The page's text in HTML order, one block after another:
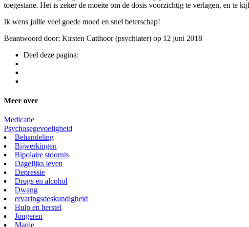
toegestane. Het is zeker de moeite om de dosis voorzichtig te verlagen, en te
Ik wens jullie veel goede moed en snel beterschap!
Beantwoord door: Kirsten Catthoor (psychiater) op 12 juni 2018
Deel deze pagina:
Meer over
Medicatie
Psychosegevoeligheid
Behandeling
Bijwerkingen
Bipolaire stoornis
Dagelijks leven
Depressie
Drugs en alcohol
Dwang
ervaringsdeskundigheid
Hulp en herstel
Jongeren
Manie